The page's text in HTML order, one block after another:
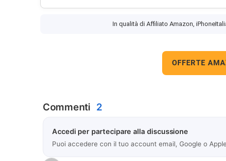
In qualità di Affiliato Amazon,
OFFERTE
Commenti 2
Accedi per partecipare alla discussione
Puoi accedere con il tuo account email, Google o